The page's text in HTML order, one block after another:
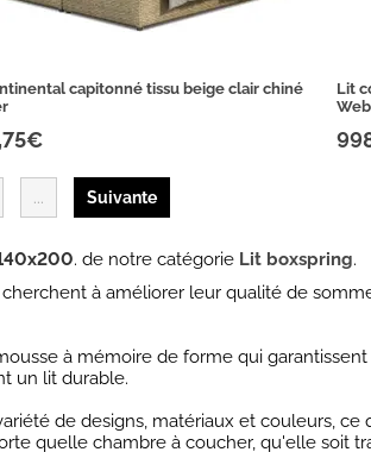
capitonné tissu beige clair chiné
Lit
... Suivante
. de notre catégorie Lit boxspring.
à améliorer leur qualité de
à mémoire de forme qui
un lit durable.
de designs, matériaux et couleurs,
quelle chambre à coucher, qu'elle soit